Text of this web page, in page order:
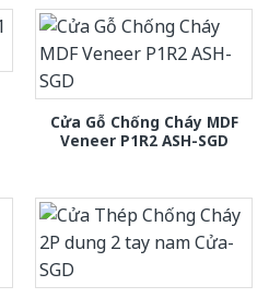
Cửa Gỗ Chống Cháy MDF
Veneer P1R2 ASH-SGD